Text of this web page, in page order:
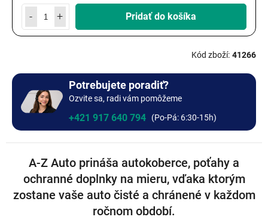
+€14
Bez výšivky
+€0
+€0
41266
Pridať do košíka
Potrebujete poradiť?
Ozvite sa, radi vám pomôžeme
+421 917 640 794
A-Z Auto prináša autokoberce, poťahy a
ochranné doplnky na mieru, vďaka ktorým
zostane vaše auto čisté a chránené v každom
ročnom období.